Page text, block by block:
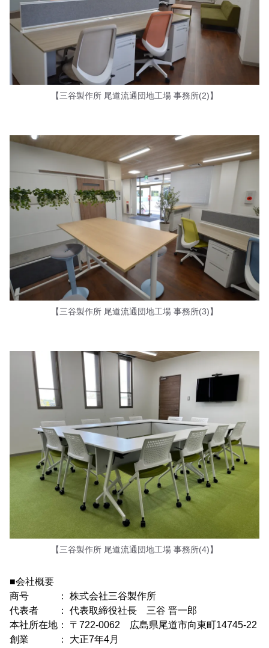
【三谷製作所 尾道流通団地工場 事務所(2)】
【三谷製作所 尾道流通団地工場 事務所(3)】
【三谷製作所 尾道流通団地工場 事務所(4)】
■会社概要
商号 ： 株式会社三谷製作所
代表者 ： 代表取締役社長 三谷 晋一郎
本社所在地： 〒722-0062 広島県尾道市向東町14745-22
創業 ： 大正7年4月